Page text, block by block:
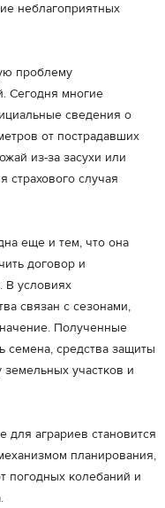
неблагоприятных
проблему
Сегодня многие
сведения о
от пострадавших
из-за засухи или
страхового случая
еще и тем, что она
договор и
В условиях
связан с сезонами,
Полученные
семена, средства защиты
земельных участков и
для аграриев становится
планирования,
погодных колебаний и